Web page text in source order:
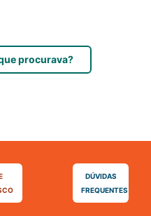
procurava?
DÚVIDAS
FREQUENTES